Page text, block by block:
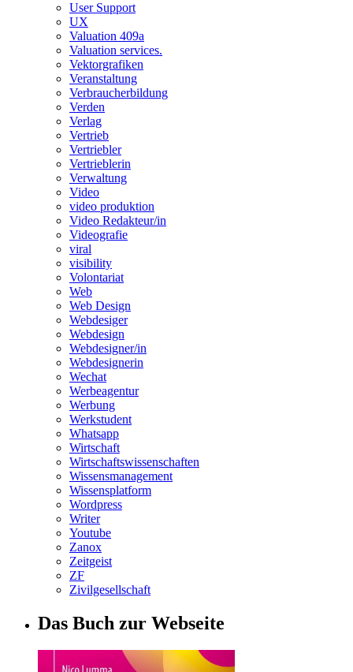
User Support
UX
Valuation 409a
Valuation services.
Vektorgrafiken
Veranstaltung
Verbraucherbildung
Verden
Verlag
Vertrieb
Vertriebler
Vertrieblerin
Verwaltung
Video
video produktion
Video Redakteur/in
Videografie
viral
visibility
Volontariat
Web
Web Design
Webdesiger
Webdesign
Webdesigner/in
Webdesignerin
Wechat
Werbeagentur
Werbung
Werkstudent
Whatsapp
Wirtschaft
Wirtschaftswissenschaften
Wissensmanagement
Wissensplatform
Wordpress
Writer
Youtube
Zanox
Zeitgeist
ZF
Zivilgesellschaft
Das Buch zur Webseite